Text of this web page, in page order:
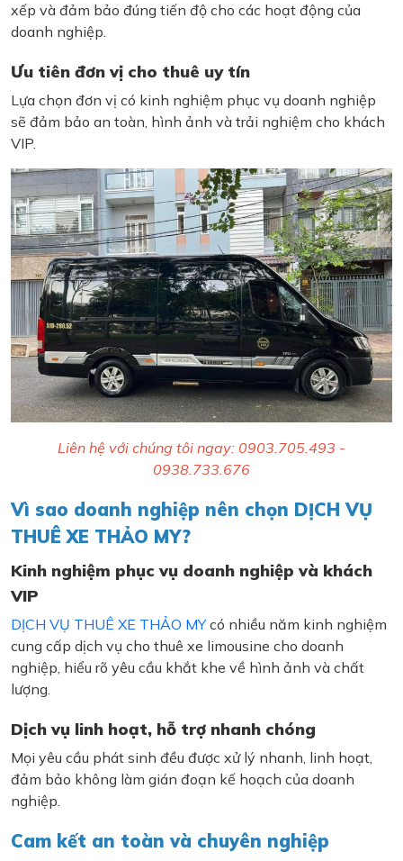
xếp và đảm bảo đúng tiến độ cho các hoạt động của
doanh nghiệp.
Ưu tiên đơn vị cho thuê uy tín
Lựa chọn đơn vị có kinh nghiệm phục vụ doanh nghiệp
sẽ đảm bảo an toàn, hình ảnh và trải nghiệm cho khách
VIP.
Liên hệ với chúng tôi ngay: 0903.705.493 -
0938.733.676
Vì sao doanh nghiệp nên chọn DỊCH VỤ
THUÊ XE THẢO MY?
Kinh nghiệm phục vụ doanh nghiệp và khách
VIP
DỊCH VỤ THUÊ XE THẢO MYcó nhiều năm kinh nghiệm
cung cấp dịch vụ cho thuê xe limousine cho doanh
nghiệp, hiểu rõ yêu cầu khắt khe về hình ảnh và chất
lượng.
Dịch vụ linh hoạt, hỗ trợ nhanh chóng
Mọi yêu cầu phát sinh đều được xử lý nhanh, linh hoạt,
đảm bảo không làm gián đoạn kế hoạch của doanh
nghiệp.
Cam kết an toàn và chuyên nghiệp